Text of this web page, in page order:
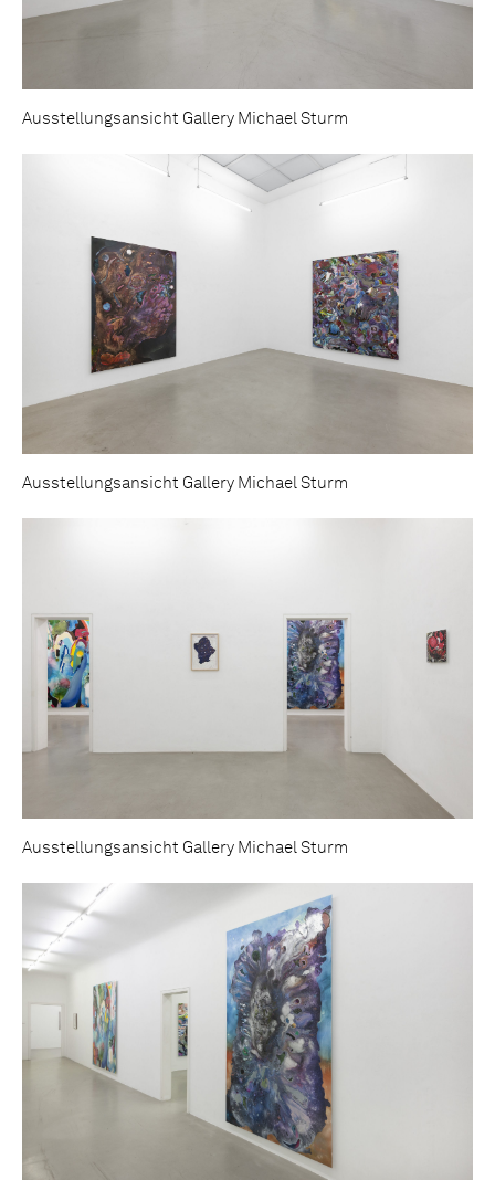
Ausstellungsansicht Gallery Michael Sturm
Ausstellungsansicht Gallery Michael Sturm
Ausstellungsansicht Gallery Michael Sturm